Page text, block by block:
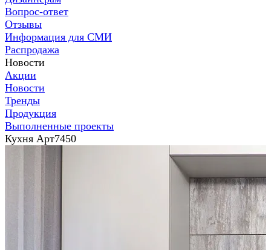
Вопрос-ответ
Отзывы
Информация для СМИ
Распродажа
Новости
Акции
Новости
Тренды
Продукция
Выполненные проекты
Кухня Арт7450